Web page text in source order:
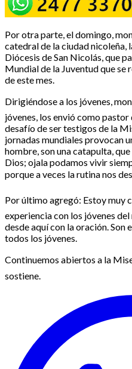
Por otra parte, el domingo,
catedral de la ciudad nicoleña,
Diócesis de San Nicolás, que
Mundial de la Juventud que se
de este mes.
Dirigiéndose a los jóvenes,
jóvenes, los envió como
desafío de ser testigos de la
jornadas mundiales provocan
hombre, son una catapulta,
Dios; ojala podamos vivir
porque a veces la rutina nos
Por último agregó: Estoy
experiencia con los jóvenes
desde aquí con la oración. Son
todos los jóvenes.
Continuemos abiertos a la
sostiene.